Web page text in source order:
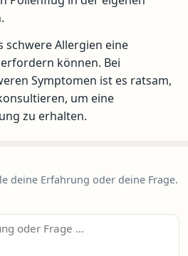
schwere Allergien eine
können. Bei
Symptomen ist es ratsam,
um eine
zu erhalten.
deine Erfahrung oder deine Frage.